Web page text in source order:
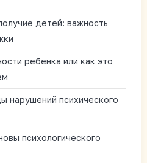
детей: важность
ребенка или как это
нарушений психического
психологического